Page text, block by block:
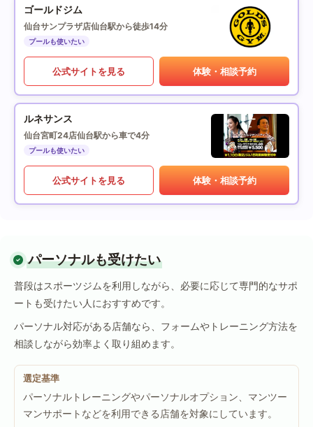
ゴールドジム
仙台サンプラザ店仙台駅から徒歩14分
プールも使いたい
公式サイトを見る 体験・相談予約
ルネサンス
仙台宮町24店仙台駅から車で4分
プールも使いたい
公式サイトを見る 体験・相談予約
パーソナルも受けたい
普段はスポーツジムを利用しながら、必要に応じて専門的なサポ
ートも受けたい人におすすめです。
パーソナル対応がある店舗なら、フォームやトレーニング方法を
相談しながら効率よく取り組めます。
選定基準
パーソナルトレーニングやパーソナルオプション、マンツー
マンサポートなどを利用できる店舗を対象にしています。